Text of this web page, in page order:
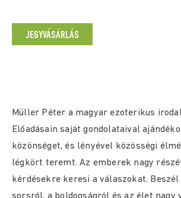
JEGYVÁSÁRLÁS
Müller Péter a magyar ezoterikus
Előadásain saját gondolataival
közönséget, és lényével közösségi
légkört teremt. Az emberek nagy
kérdésekre keresi a válaszokat.